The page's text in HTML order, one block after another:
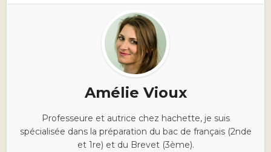
Amélie Vioux
Professeure et autrice chez hachette, je suis
spécialisée dans la préparation du bac de français (2nde
et 1re) et du Brevet (3ème).